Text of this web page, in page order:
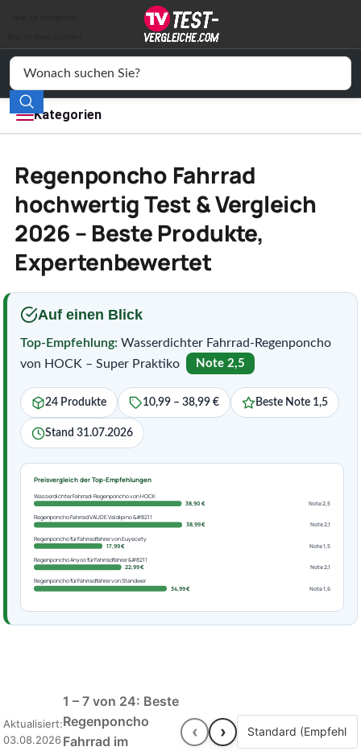
Kategorien
Elektronik
Freizeit
Mode
Wohnen
Service
Vergleichssiegel
Regenponcho Fahrrad
hochwertig Test & Vergleich
2026 – Beste Produkte,
Expertenbewertet
Auf einen Blick
Top-Empfehlung: Wasserdichter Fahrrad-Regenponcho
von HOCK – Super Praktiko
Note 2,5
24 Produkte 10,99 – 38,99 € Beste Note 1,5
Stand 31.07.2026
Preisvergleich der Top-Empfehlungen
Wasserdichter Fahrrad-Regenponcho von HOCK
38,90 €
Note 2,5
Regenponcho Fahrrad VAUDE Valdipino &#8211
38,99 €
Note 2,1
Regenponcho für Fahrradfahrer von Euyecety
17,99 €
Note 1,5
Regenponcho Anyoo für Fahrradfahrer &#8211
22,99 €
Note 2,1
Regenponcho für Fahrradfahrer von Standwer
34,99 €
Note 1,6
Aktualisiert:
03.08.2026
1 – 7 von 24: Beste
Regenponcho
Fahrrad im
‹ ›